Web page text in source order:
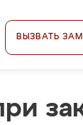
ВЫЗВАТЬ